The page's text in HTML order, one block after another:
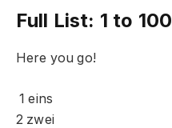
Full List: 1 to 100
Here you go!
1 eins
2 zwei